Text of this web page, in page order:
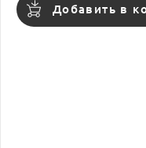
Добавить в